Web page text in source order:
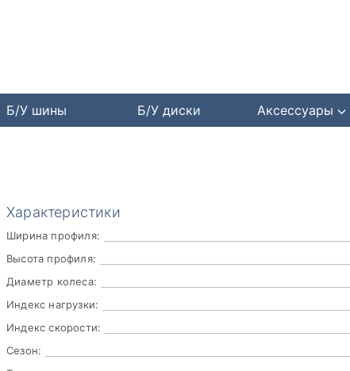
Б/У шины Б/У диски Аксессуары
Характеристики
Ширина профиля:
Высота профиля:
Диаметр колеса:
Индекс нагрузки:
Индекс скорости:
Сезон: